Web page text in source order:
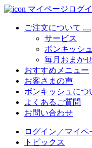
マイページログ
ご注文について
サービス
ボンキッシ
毎月おまか
おすすめメニュー
お客さまの声
ボンキッシュにつ
よくあるご質問
お問い合わせ
ログイン／マイペ
トピックス